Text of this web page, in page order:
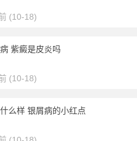
(10-18)
紫癜是皮炎吗
(10-18)
么样 银屑病的小红点